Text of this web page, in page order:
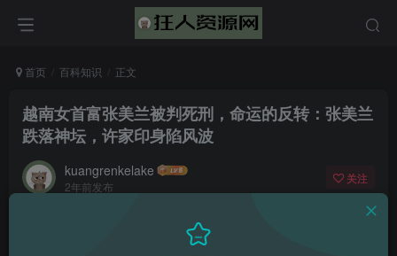
首页 百科知识 正文
越南女首富张美兰被判死刑，命运的反转：张美兰
跌落神坛，许家印身陷风波
kuangrenkelake
2年前发布
关注